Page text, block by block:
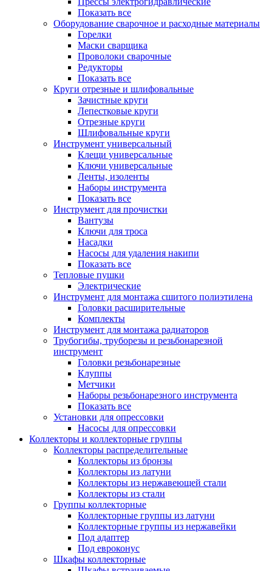
Показать все
Оборудование сварочное и расходные материалы
Горелки
Маски сварщика
Проволоки сварочные
Редукторы
Показать все
Круги отрезные и шлифовальные
Зачистные круги
Лепестковые круги
Отрезные круги
Шлифовальные круги
Инструмент универсальный
Клещи универсальные
Ключи универсальные
Ленты, изоленты
Наборы инструмента
Показать все
Инструмент для прочистки
Вантузы
Ключи для троса
Насадки
Насосы для удаления накипи
Показать все
Тепловые пушки
Электрические
Инструмент для монтажа сшитого полиэтилена
Головки расширительные
Комплекты
Инструмент для монтажа радиаторов
Трубогибы, труборезы и резьбонарезной
инструмент
Головки резьбонарезные
Клуппы
Метчики
Наборы резьбонарезного инструмента
Показать все
Установки для опрессовки
Насосы для опрессовки
Коллекторы и коллекторные группы
Коллекторы распределительные
Коллекторы из бронзы
Коллекторы из латуни
Коллекторы из нержавеющей стали
Коллекторы из стали
Группы коллекторные
Коллекторные группы из латуни
Коллекторные группы из нержавейки
Под адаптер
Под евроконус
Шкафы коллекторные